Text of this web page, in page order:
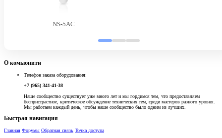
NS-5AC
О комьюнити
Телефон заказа оборудования:
+7 (965) 341-41-38
Наше сообщество существует уже много лет и мы гордимся тем, что предоставляем
беспристрастное, критическое обсуждение технических тем, среди мастеров разного уровня.
Мы работаем каждый день, чтобы наше сообщество было одним из лучших.
Быстрая навигация
Главная Форумы Обратная связь Точка доступа